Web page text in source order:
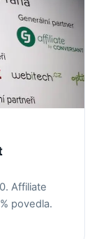
Affiliate
povedla.